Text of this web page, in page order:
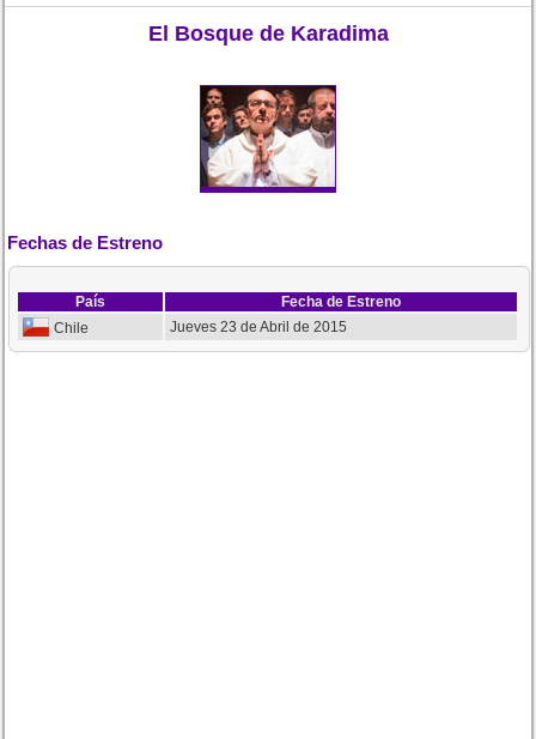
El Bosque de Karadima
Fechas de Estreno
País
Fecha de Estreno
Chile
Jueves 23 de Abril de 2015